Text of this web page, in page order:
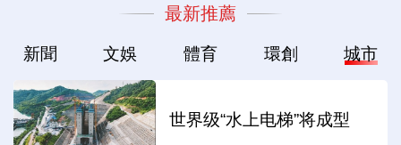
最新推薦
新聞 文娛 體育 環創 城市
世界级“水上电梯”将成型